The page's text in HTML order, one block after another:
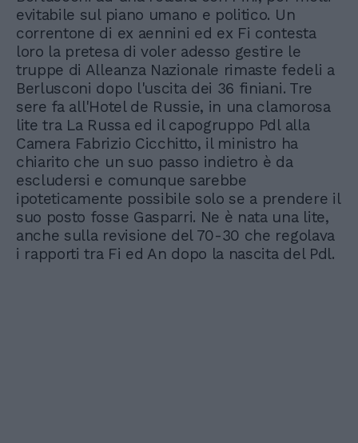
evitabile sul piano umano e politico. Un
correntone di ex aennini ed ex Fi contesta
loro la pretesa di voler adesso gestire le
truppe di Alleanza Nazionale rimaste fedeli a
Berlusconi dopo l'uscita dei 36 finiani. Tre
sere fa all'Hotel de Russie, in una clamorosa
lite tra La Russa ed il capogruppo Pdl alla
Camera Fabrizio Cicchitto, il ministro ha
chiarito che un suo passo indietro è da
escludersi e comunque sarebbe
ipoteticamente possibile solo se a prendere il
suo posto fosse Gasparri. Ne è nata una lite,
anche sulla revisione del 70-30 che regolava
i rapporti tra Fi ed An dopo la nascita del Pdl.